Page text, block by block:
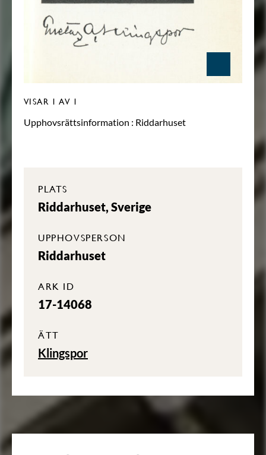
VISAR 1 AV 1
Upphovsrättsinformation : Riddarhuset
PLATS
Riddarhuset, Sverige
UPPHOVSPERSON
Riddarhuset
ARK ID
17-14068
ÄTT
Klingspor